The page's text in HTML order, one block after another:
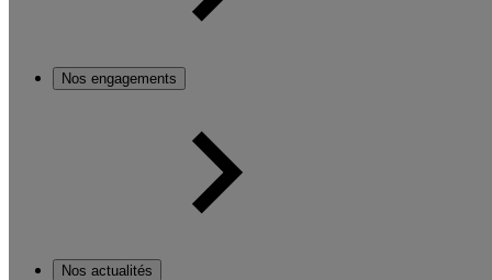
Nos engagements
Nos actualités